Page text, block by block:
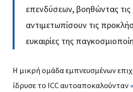
επενδύσεων, βοηθώντας τις
αντιμετωπίσουν τις
ευκαιρίες της
Η μικρή ομάδα εμπνευσμένων
ίδρυσε το ICC αυτοαποκαλούνταν